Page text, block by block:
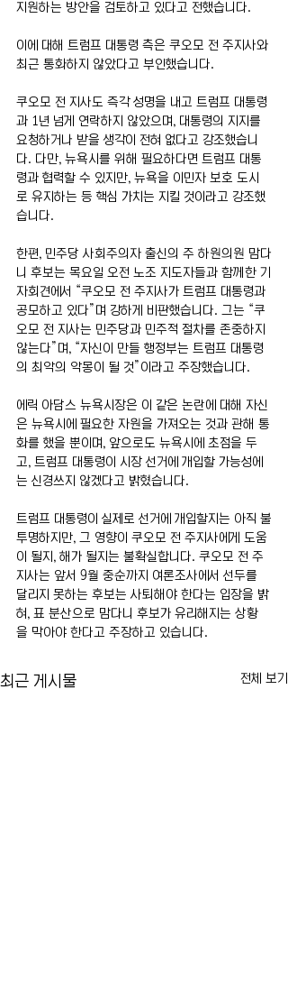
지원하는 방안을 검토하고 있다고 전했습니다.
이에 대해 트럼프 대통령 측은 쿠오모 전 주지사와
최근 통화하지 않았다고 부인했습니다.
쿠오모 전 지사도 즉각 성명을 내고 트럼프 대통령
과 1년 넘게 연락하지 않았으며, 대통령의 지지를
요청하거나 받을 생각이 전혀 없다고 강조했습니
다. 다만, 뉴욕시를 위해 필요하다면 트럼프 대통
령과 협력할 수 있지만, 뉴욕을 이민자 보호 도시
로 유지하는 등 핵심 가치는 지킬 것이라고 강조했
습니다.
한편, 민주당 사회주의자 출신의 주 하원의원 맘다
니 후보는 목요일 오전 노조 지도자들과 함께한 기
자회견에서 “쿠오모 전 주지사가 트럼프 대통령과
공모하고 있다”며 강하게 비판했습니다. 그는 “쿠
오모 전 지사는 민주당과 민주적 절차를 존중하지
않는다”며, “자신이 만들 행정부는 트럼프 대통령
의 최악의 악몽이 될 것”이라고 주장했습니다.
에릭 아담스 뉴욕시장은 이 같은 논란에 대해 자신
은 뉴욕시에 필요한 자원을 가져오는 것과 관해 통
화를 했을 뿐이며, 앞으로도 뉴욕시에 초점을 두
고, 트럼프 대통령이 시장 선거에 개입할 가능성에
는 신경쓰지 않겠다고 밝혔습니다.
트럼프 대통령이 실제로 선거에 개입할지는 아직 불
투명하지만, 그 영향이 쿠오모 전 주지사에게 도움
이 될지, 해가 될지는 불확실합니다. 쿠오모 전 주
지사는 앞서 9월 중순까지 여론조사에서 선두를
달리지 못하는 후보는 사퇴해야 한다는 입장을 밝
혀, 표 분산으로 맘다니 후보가 유리해지는 상황
을 막아야 한다고 주장하고 있습니다.
최근 게시물 전체 보기